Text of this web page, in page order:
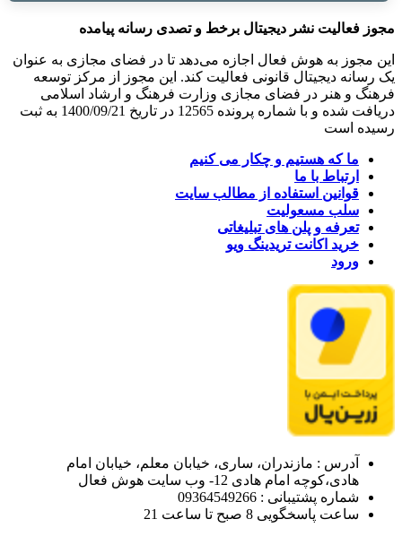
مجوز فعالیت نشر دیجیتال برخط و تصدی رسانه پیامده
این مجوز به هوش فعال اجازه می‌دهد تا در فضای مجازی به عنوان
یک رسانه دیجیتال قانونی فعالیت کند. این مجوز از مرکز توسعه
فرهنگ و هنر در فضای مجازی وزارت فرهنگ و ارشاد اسلامی
دریافت شده و با شماره پرونده 12565 در تاریخ 1400/09/21 به ثبت
رسیده است
ما که هستیم و چکار می کنیم
ارتباط با ما
قوانین استفاده از مطالب سایت
سلب مسعولیت
تعرفه و پلن های تبلیغاتی
خرید اکانت تریدینگ ویو
ورود
آدرس : مازندران، ساری، خیابان معلم، خیابان امام
هادی،کوچه امام هادی 12- وب سایت هوش فعال
شماره پشتیبانی : 09364549266
ساعت پاسخگویی 8 صبح تا ساعت 21